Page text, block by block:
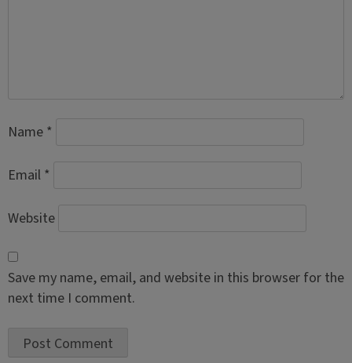
Name *
Email *
Website
Save my name, email, and website in this browser for the
next time I comment.